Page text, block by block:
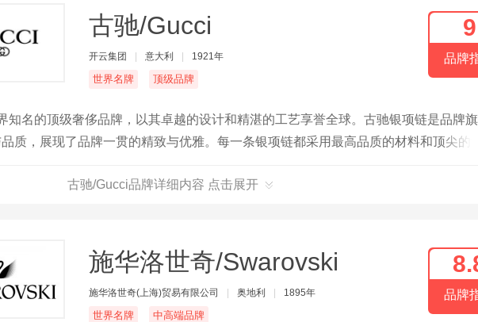
古驰/Gucci
开云集团 意大利 1921年
世界名牌 顶级品牌
9
品牌
知名的顶级奢侈品牌，以其卓越的设计和精湛的工艺享誉全球。古驰银项链是品牌
质，展现了品牌一贯的精致与优雅。每一条银项链都采用最高品质的材料和顶尖的
古驰/Gucci品牌详细内容 点击展开
施华洛世奇/Swarovski
施华洛世奇(上海)贸易有限公司 奥地利 1895年
世界名牌 中高端品牌
品牌